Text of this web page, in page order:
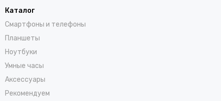
Каталог
Смартфоны и телефоны
Планшеты
Ноутбуки
Умные часы
Аксессуары
Рекомендуем